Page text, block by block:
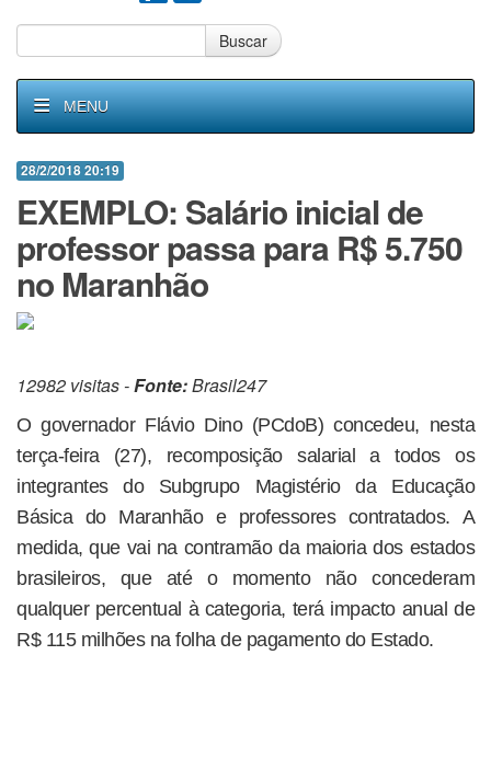
Buscar
MENU
28/2/2018 20:19
EXEMPLO: Salário inicial de
professor passa para R$ 5.750
no Maranhão
12982 visitas -Fonte:Brasil247
O governador Flávio Dino (PCdoB) concedeu, nesta
terça-feira (27), recomposição salarial a todos os
integrantes do Subgrupo Magistério da Educação
Básica do Maranhão e professores contratados. A
medida, que vai na contramão da maioria dos estados
brasileiros, que até o momento não concederam
qualquer percentual à categoria, terá impacto anual de
R$ 115 milhões na folha de pagamento do Estado.